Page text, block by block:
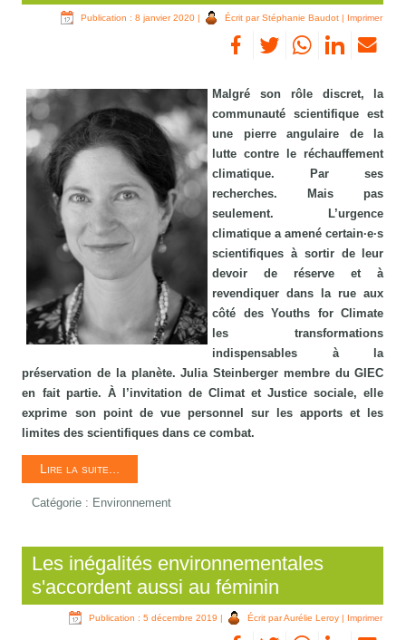
Publication : 8 janvier 2020 | Écrit par Stéphanie Baudot | Imprimer
Malgré son rôle discret, la
communauté scientifique est
une pierre angulaire de la
lutte contre le réchauffement
climatique. Par ses
recherches. Mais pas
seulement. L’urgence
climatique a amené certain·e·s
scientifiques à sortir de leur
devoir de réserve et à
revendiquer dans la rue aux
côté des Youths for Climate
les transformations
indispensables à la
préservation de la planète. Julia Steinberger membre du GIEC
en fait partie. À l’invitation de Climat et Justice sociale, elle
exprime son point de vue personnel sur les apports et les
limites des scientifiques dans ce combat.
Lire la suite...
Catégorie : Environnement
Les inégalités environnementales
s'accordent aussi au féminin
Publication : 5 décembre 2019 | Écrit par Aurélie Leroy | Imprimer